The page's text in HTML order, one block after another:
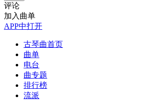
评论
加入曲单
APP中打开
古琴曲首页
曲单
电台
曲专题
排行榜
流派